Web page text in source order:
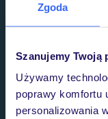
Zgoda
Szanujemy Twoją
Używamy
poprawy komfortu
personalizowania